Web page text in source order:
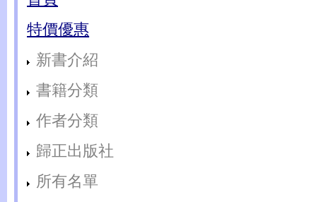
特價優惠
新書介紹
書籍分類
作者分類
歸正出版社
所有名單